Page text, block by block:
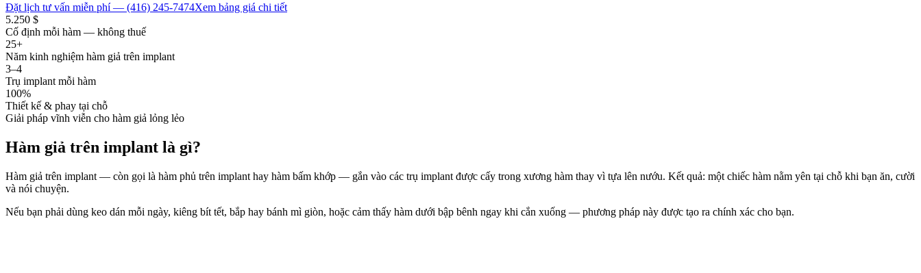
Đặt lịch tư vấn miễn phí — (416) 245-7474Xem bảng giá chi tiết
5.250 $
Cố định mỗi hàm — không thuế
25+
Năm kinh nghiệm hàm giả trên implant
3–4
Trụ implant mỗi hàm
100%
Thiết kế & phay tại chỗ
Giải pháp vĩnh viễn cho hàm giả lỏng lẻo
Hàm giả trên implant là gì?
Hàm giả trên implant — còn gọi là hàm phủ trên implant hay hàm bấm khớp — gắn vào các trụ implant được cấy trong xương hàm thay vì tựa lên nướu. Kết quả: một chiếc hàm nằm yên tại chỗ khi bạn ăn, cười
và nói chuyện.
Nếu bạn phải dùng keo dán mỗi ngày, kiêng bít tết, bắp hay bánh mì giòn, hoặc cảm thấy hàm dưới bập bênh ngay khi cắn xuống — phương pháp này được tạo ra chính xác cho bạn.